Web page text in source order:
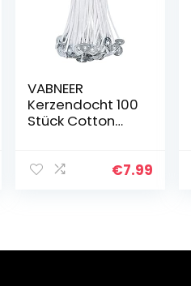
VABNEER
Kerzendocht 100
Stück Cotton
Kerzenherstellun
€7.99